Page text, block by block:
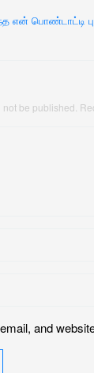
என் பொண்டாட்டி
be published.
and